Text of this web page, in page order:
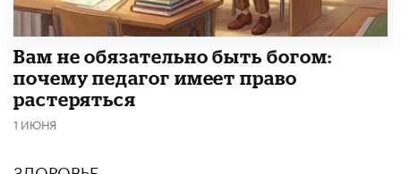
​Вам не обязательно быть богом:
почему педагог имеет право
растеряться
1 ИЮНЯ